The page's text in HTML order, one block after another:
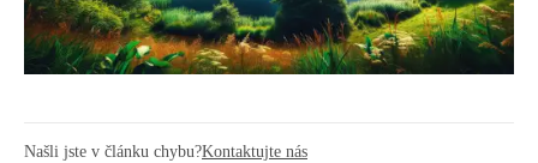
Našli jste v článku chybu?Kontaktujte nás